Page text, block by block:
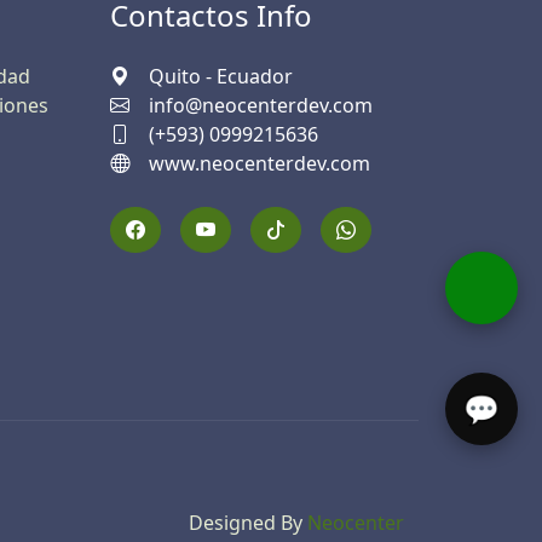
💬
Contactos Info
Quito - Ecuador
info@neocenterdev.com
(+593) 0999215636
www.neocenterdev.com
Designed By Neocenter